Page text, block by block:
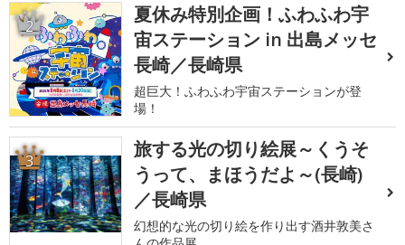
2
夏休み特別企画！ふわふわ宇
宙ステーション in 出島メッセ
長崎／長崎県
超巨大！ふわふわ宇宙ステーションが登
場！
3
旅する光の切り絵展～くうそ
うって、まほうだよ～(長崎)
／長崎県
幻想的な光の切り絵を作り出す酒井敦美さ